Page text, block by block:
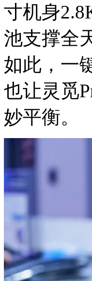
寸机身
池支撑全
如此，
也让灵觅
妙平衡。